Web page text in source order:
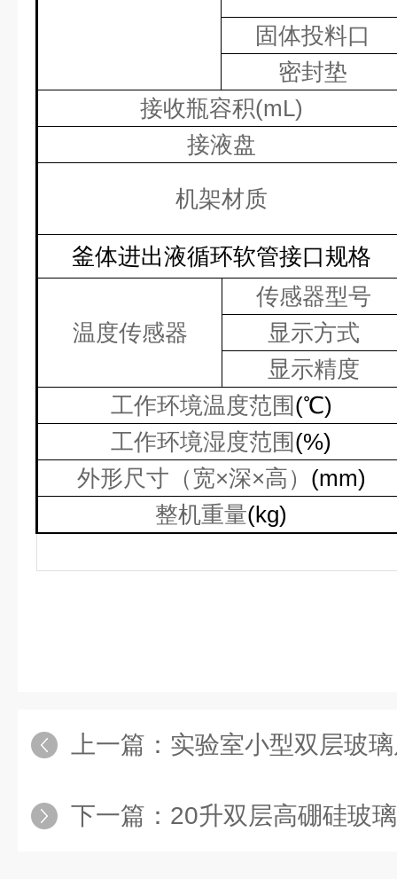
固体投料口
密封垫
接收瓶容积(mL)
接液盘
机架材质
釜体进出液循环软管接口规格
温度传感器
传感器型号
显示方式
显示精度
工作环境温度范围(℃)
工作环境湿度范围(%)
外形尺寸（宽×深×高） (mm)
整机重量(kg)
上一篇： 实验室小型双层玻
下一篇： 20升双层高硼硅玻